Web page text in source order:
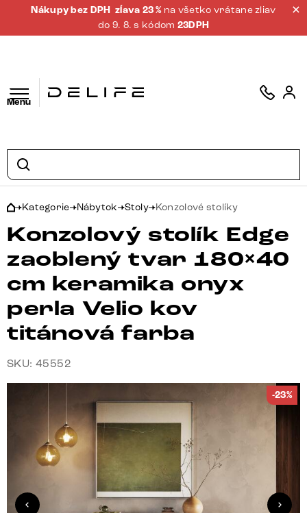
Nákupy bez DPH zĺava 23 % na všetko vrátane zliav
do 9. 8. s kódom 23DPH
Menu
Kategorie Nábytok Stoly Konzolové stolíky
Konzolový stolík Edge
zaoblený tvar 180×40
cm keramika onyx
perla Velio kov
titánová farba
SKU: 45552
-23%